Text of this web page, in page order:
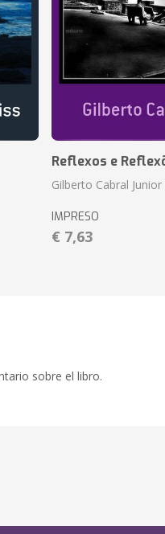
Reflexos e
Gilberto Cabral Junior
IMPRESO
€ 7,63
sobre el libro.